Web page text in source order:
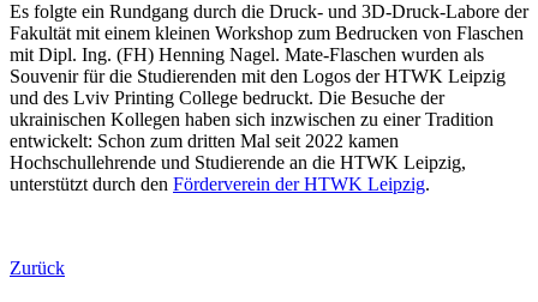
Es folgte ein Rundgang durch die Druck- und 3D-Druck-Labore der
Fakultät mit einem kleinen Workshop zum Bedrucken von Flaschen
mit Dipl. Ing. (FH) Henning Nagel. Mate-Flaschen wurden als
Souvenir für die Studierenden mit den Logos der HTWK Leipzig
und des Lviv Printing College bedruckt. Die Besuche der
ukrainischen Kollegen haben sich inzwischen zu einer Tradition
entwickelt: Schon zum dritten Mal seit 2022 kamen
Hochschullehrende und Studierende an die HTWK Leipzig,
unterstützt durch den Förderverein der HTWK Leipzig.
Zurück